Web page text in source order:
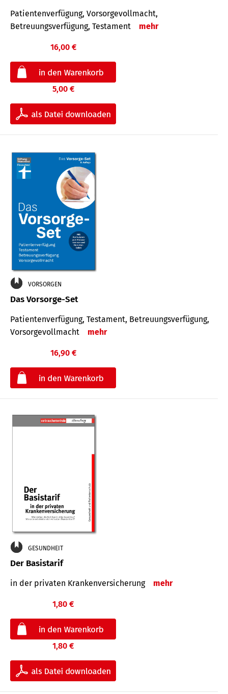
Patientenverfügung, Vorsorgevollmacht,
Betreuungsverfügung, Testament
mehr
16,00 €
5,00 €
VORSORGEN
Das Vorsorge-Set
Patienten­ver­fügung, Testa­ment, Be­treuungs­verfü­gung,
Vor­sorge­voll­macht
mehr
16,90 €
GESUNDHEIT
Der Basistarif
in der privaten Kran­ken­ver­siche­rung mehr
1,80 €
1,80 €